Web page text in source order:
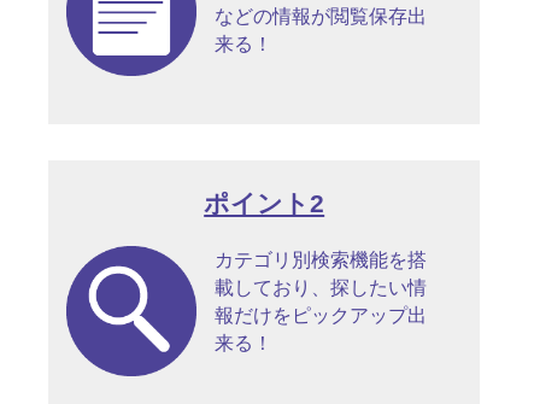
などの情報が閲覧保存出
来る！
ポイント2
カテゴリ別検索機能を搭
載しており、探したい情
報だけをピックアップ出
来る！